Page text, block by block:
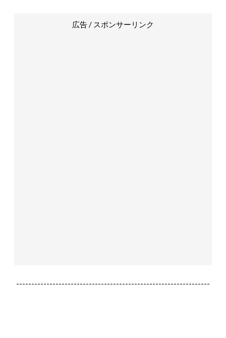
広告 / スポンサーリンク
----------------------------------------------------------------